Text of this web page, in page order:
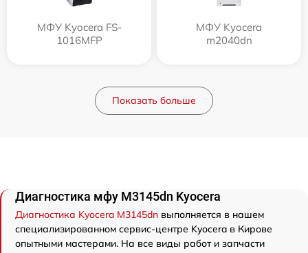
МФУ Kyocera FS-
1016MFP
МФУ Kyocera
m2040dn
Показать больше
Диагностика мфу M3145dn Kyocera
Диагностика Kyocera M3145dn выполняется в нашем
специализированном сервис-центре Kyocera в Кирове
опытными мастерами. На все виды работ и запчасти